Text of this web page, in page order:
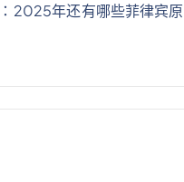
2025年还有哪些菲律宾